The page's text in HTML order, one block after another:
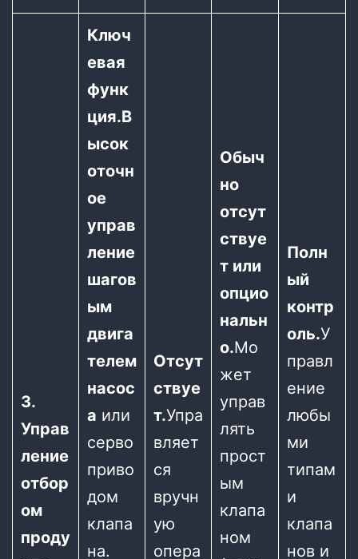
3.
Управ
ление
отбор
ом
проду
Ключ
евая
функ
ция.В
ысок
оточн
ое
управ
ление
шагов
ым
двига
телем
насос
а или
серво
приво
дом
клапа
на.
Отсут
ствуе
т.Упра
вляет
ся
вручн
ую
опера
Обыч
но
отсут
ствуе
т или
опцио
нальн
о.Мо
жет
управ
лять
прост
ым
клапа
ном
Полн
ый
контр
оль.У
правл
ение
любы
ми
типам
и
клапа
нов и